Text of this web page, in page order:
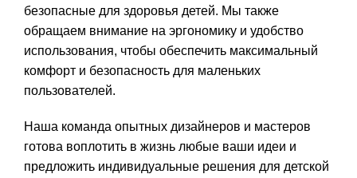
безопасные для здоровья детей. Мы также
обращаем внимание на эргономику и удобство
использования, чтобы обеспечить максимальный
комфорт и безопасность для маленьких
пользователей.
Наша команда опытных дизайнеров и мастеров
готова воплотить в жизнь любые ваши идеи и
предложить индивидуальные решения для детской